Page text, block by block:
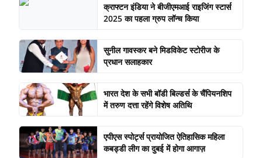
क्राफ्टन इंडिया ने बीजीएमआई राइजिंग स्टार्स
2025 का पहला ग्रुप लॉन्च किया
सुनील गावस्कर बने मिडविकेट स्टोरीज के
प्रधान सलाहकार
भारत देश के सभी बॉडी बिल्डर्स के चैंपियनशिप
में तरुण दत्ता रहेंगे विशेष अतिथि
एपीएस स्पोर्ट्स प्रायोजित ऐतिहासिक महिला
कबड्डी लीग का दुबई में होगा आगाज़